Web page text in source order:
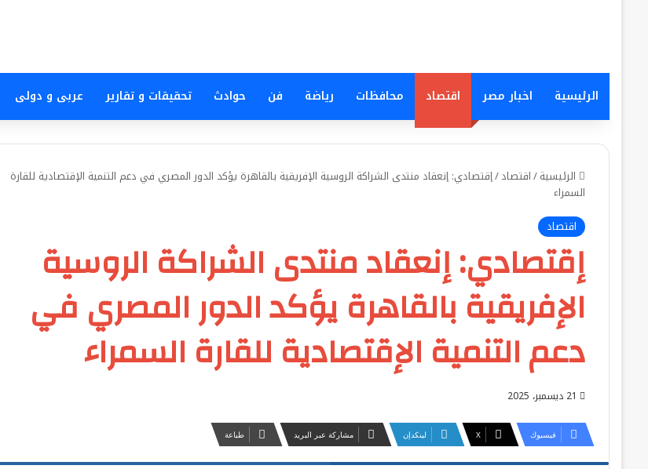
الرئيسية اخبار مصر اقتصاد محافظات رياضة فن حوادث تحقيقات و تقارير عربى و دولى
الرئيسية/اقتصاد/إقتصادي: إنعقاد منتدى الشراكة الروسية الإفريقية بالقاهرة يؤكد الدور المصري في دعم التنمية الإقتصادية للقارة
السمراء
اقتصاد
إقتصادي: إنعقاد منتدى الشراكة الروسية
الإفريقية بالقاهرة يؤكد الدور المصري في
دعم التنمية الإقتصادية للقارة السمراء
21 ديسمبر، 2025
فيسبوك ‫X لينكدإن مشاركة عبر البريد طباعة